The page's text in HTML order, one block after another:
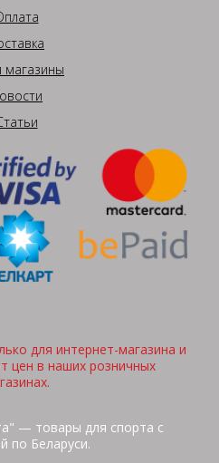
для интернет-магазина и
цен в наших розничных
— товары для спорта с
по Беларуси.